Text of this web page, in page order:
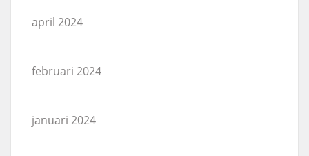
april 2024
februari 2024
januari 2024